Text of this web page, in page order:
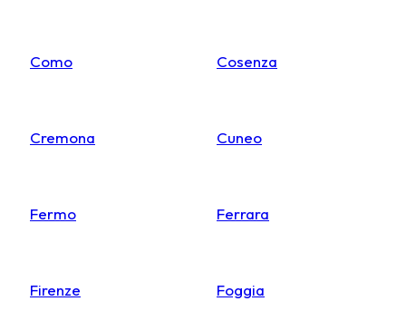
Como Cosenza
Cremona Cuneo
Fermo Ferrara
Firenze Foggia